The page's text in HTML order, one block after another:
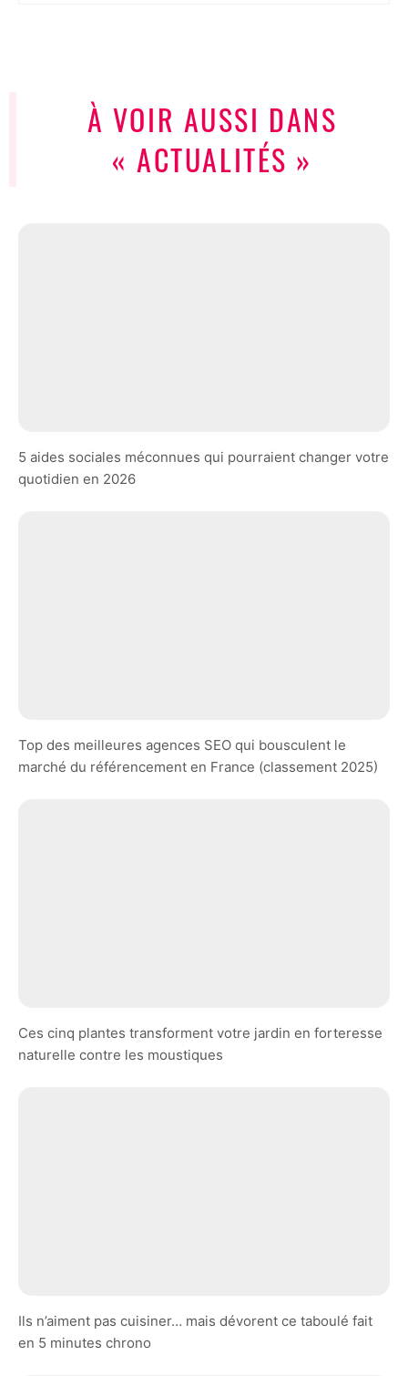
À VOIR AUSSI DANS
« ACTUALITÉS »
5 aides sociales méconnues qui pourraient changer votre
quotidien en 2026
Top des meilleures agences SEO qui bousculent le
marché du référencement en France (classement 2025)
Ces cinq plantes transforment votre jardin en forteresse
naturelle contre les moustiques
Ils n’aiment pas cuisiner… mais dévorent ce taboulé fait
en 5 minutes chrono